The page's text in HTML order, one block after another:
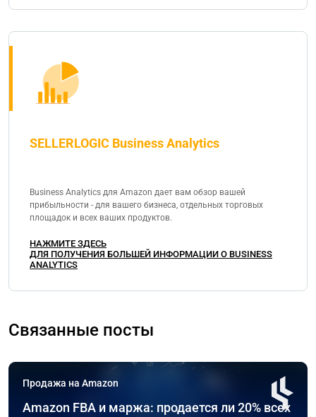
SELLERLOGIC Business Analytics
Business Analytics для Amazon дает вам обзор вашей
прибыльности - для вашего бизнеса, отдельных торговых
площадок и всех ваших продуктов.
НАЖМИТЕ ЗДЕСЬ
ДЛЯ ПОЛУЧЕНИЯ БОЛЬШЕЙ ИНФОРМАЦИИ О BUSINESS
ANALYTICS
Связанные посты
Продажа на Amazon
Amazon FBA и маржа: продается ли 20% всех